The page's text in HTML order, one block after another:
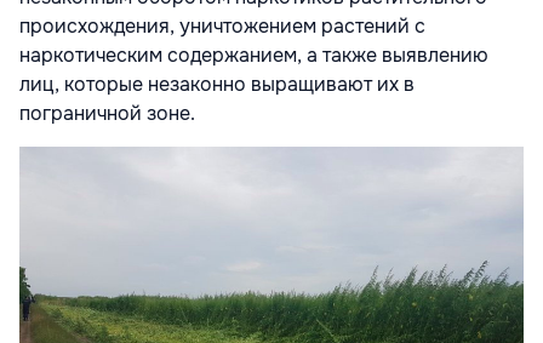
происхождения, уничтожением растений с
наркотическим содержанием, а также выявлению
лиц, которые незаконно выращивают их в
пограничной зоне.